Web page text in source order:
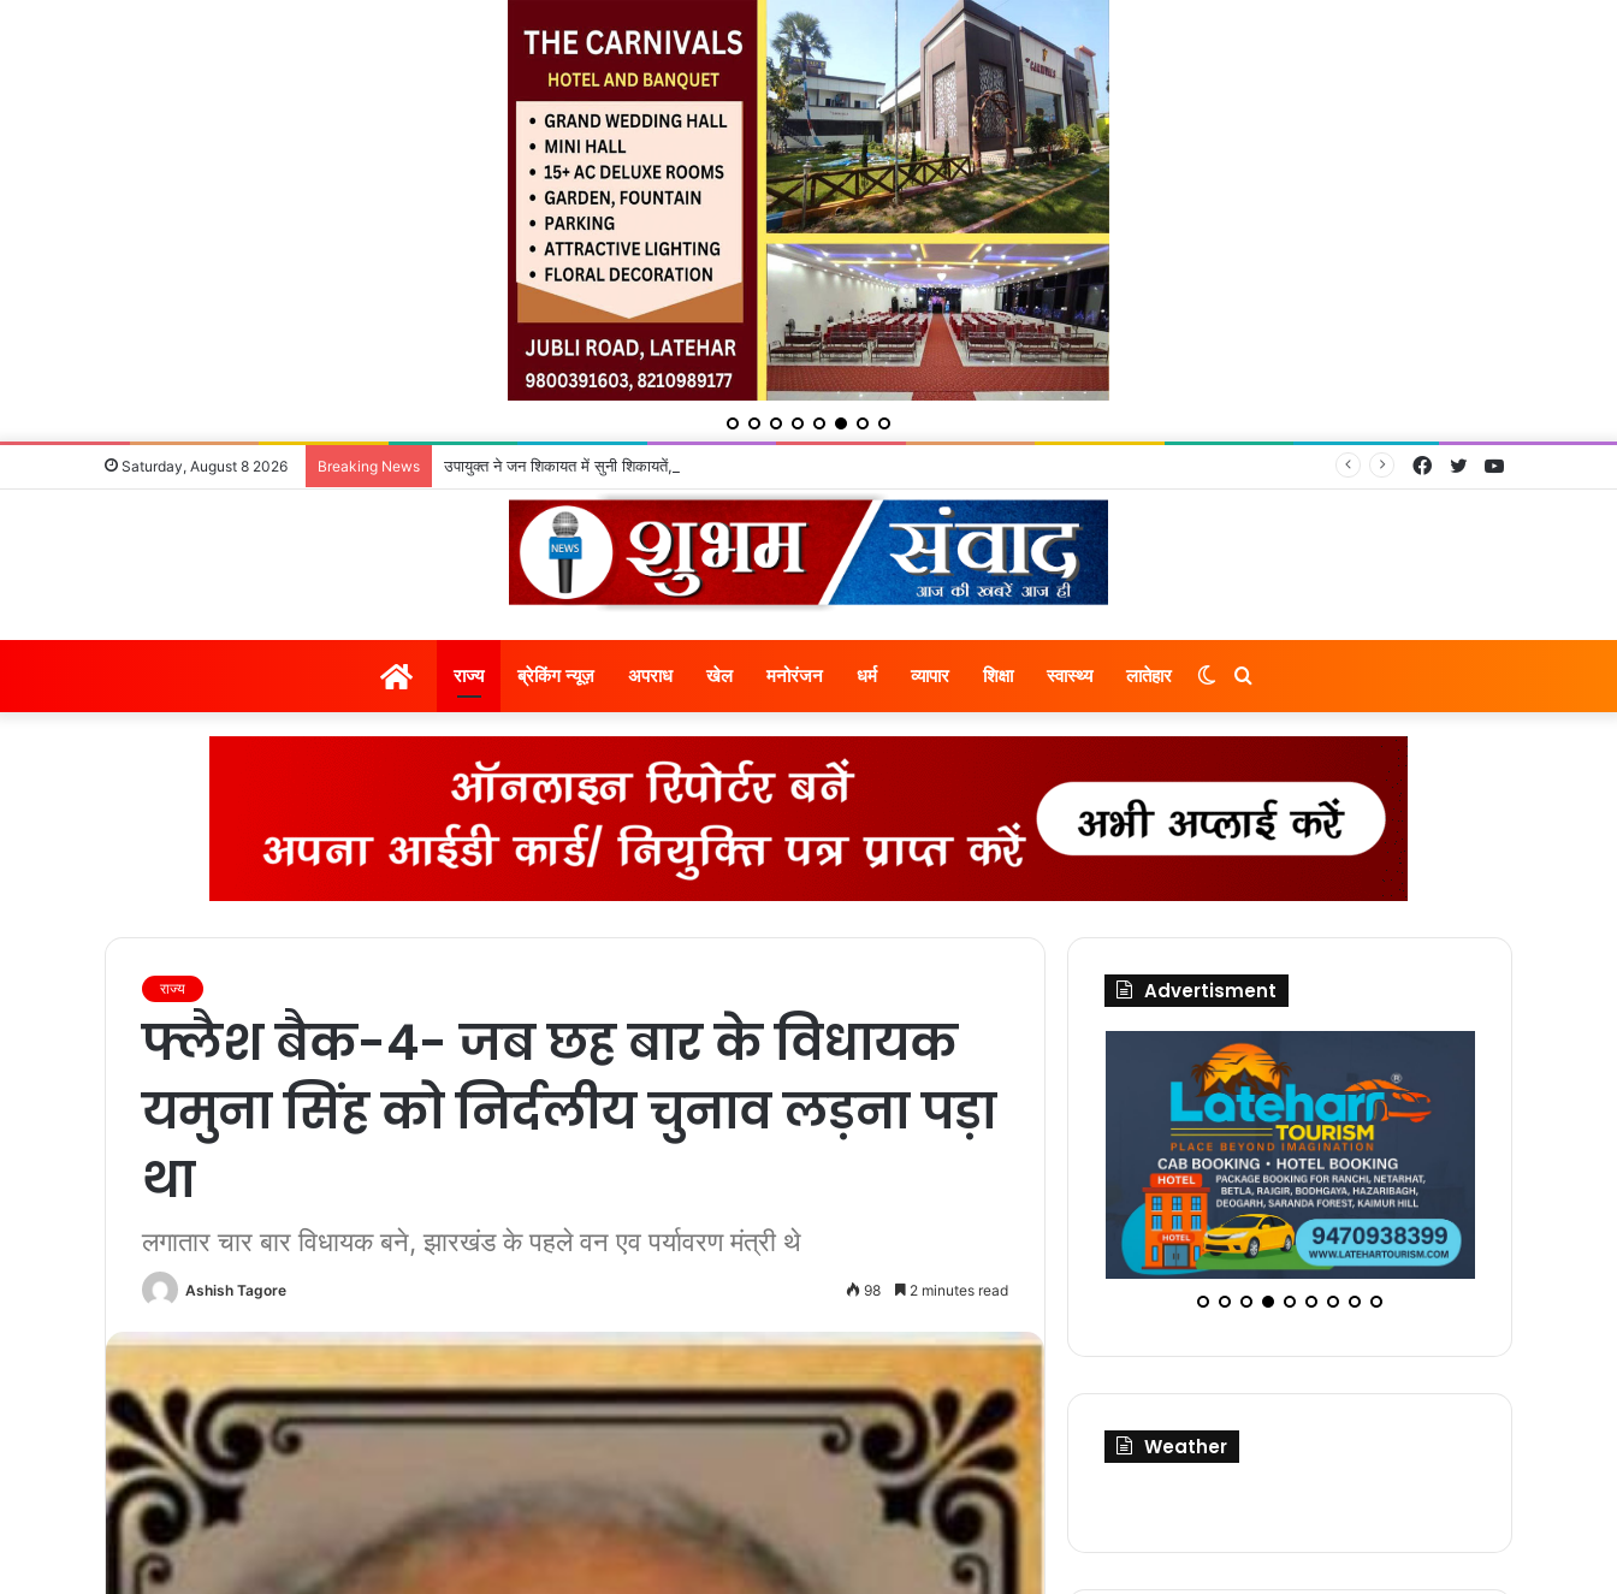
Saturday, August 8 2026 Breaking News उपायुक्‍त ने जन शिकायत में सुनी शिकायतें, समाधान का दिया भरोसा YouTube
Twitter
Facebook
होम राज्‍य ब्रेकिंग न्यूज़ अपराध खेल मनोरंजन धर्म व्यापार शिक्षा स्वास्थ्य लातेहार Search
Switch
राज्‍य
फ्लैश बैक-4- जब छह बार के विधायक
यमुना सिंह को निर्दलीय चुनाव लड़ना पड़ा
था
लगातार चार बार विधायक बने, झारखंड के पहले वन एव पर्यावरण मंत्री थे
Ashish Tagore 98 2 minutes read
Advertisment
Weather